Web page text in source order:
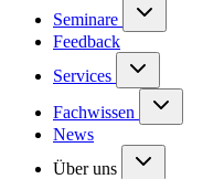
Seminare
Feedback
Services
Fachwissen
News
Über uns